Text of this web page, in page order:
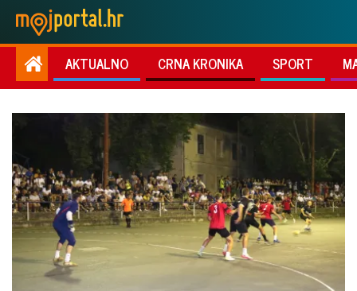
AKTUALNO CRNA KRONIKA SPORT